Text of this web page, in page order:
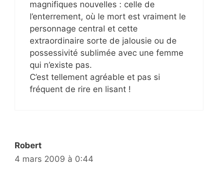
magnifiques nouvelles : celle de
l’enterrement, où le mort est vraiment le
personnage central et cette
extraordinaire sorte de jalousie ou de
possessivité sublimée avec une femme
qui n’existe pas.
C’est tellement agréable et pas si
fréquent de rire en lisant !
Robert
4 mars 2009 à 0:44